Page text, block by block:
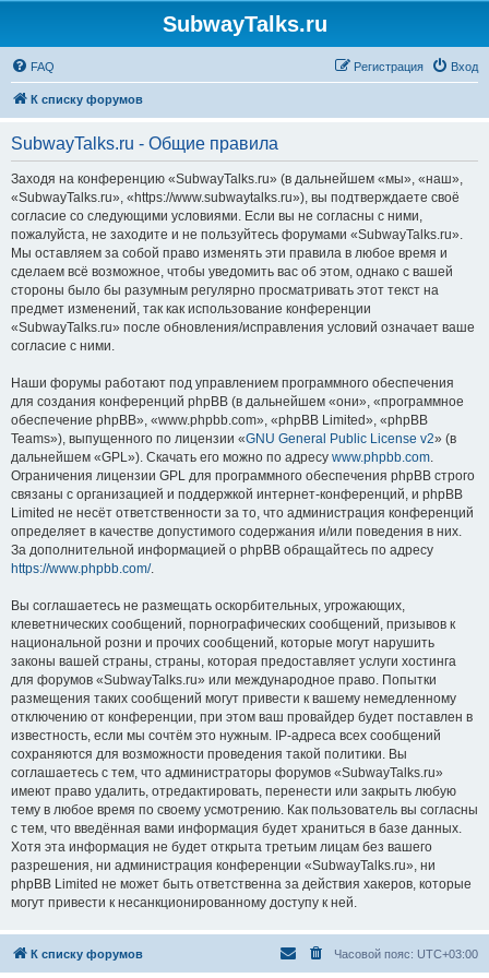
SubwayTalks.ru
FAQ Вход
Регистрация
К списку форумов
SubwayTalks.ru - Общие правила
Заходя на конференцию «SubwayTalks.ru» (в дальнейшем «мы», «наш»,
«SubwayTalks.ru», «https://www.subwaytalks.ru»), вы подтверждаете своё
согласие со следующими условиями. Если вы не согласны с ними,
пожалуйста, не заходите и не пользуйтесь форумами «SubwayTalks.ru».
Мы оставляем за собой право изменять эти правила в любое время и
сделаем всё возможное, чтобы уведомить вас об этом, однако с вашей
стороны было бы разумным регулярно просматривать этот текст на
предмет изменений, так как использование конференции
«SubwayTalks.ru» после обновления/исправления условий означает ваше
согласие с ними.
Наши форумы работают под управлением программного обеспечения
для создания конференций phpBB (в дальнейшем «они», «программное
обеспечение phpBB», «www.phpbb.com», «phpBB Limited», «phpBB
Teams»), выпущенного по лицензии «GNU General Public License v2» (в
дальнейшем «GPL»). Скачать его можно по адресу www.phpbb.com.
Ограничения лицензии GPL для программного обеспечения phpBB строго
связаны с организацией и поддержкой интернет-конференций, и phpBB
Limited не несёт ответственности за то, что администрация конференций
определяет в качестве допустимого содержания и/или поведения в них.
За дополнительной информацией о phpBB обращайтесь по адресу
https://www.phpbb.com/.
Вы соглашаетесь не размещать оскорбительных, угрожающих,
клеветнических сообщений, порнографических сообщений, призывов к
национальной розни и прочих сообщений, которые могут нарушить
законы вашей страны, страны, которая предоставляет услуги хостинга
для форумов «SubwayTalks.ru» или международное право. Попытки
размещения таких сообщений могут привести к вашему немедленному
отключению от конференции, при этом ваш провайдер будет поставлен в
известность, если мы сочтём это нужным. IP-адреса всех сообщений
сохраняются для возможности проведения такой политики. Вы
соглашаетесь с тем, что администраторы форумов «SubwayTalks.ru»
имеют право удалить, отредактировать, перенести или закрыть любую
тему в любое время по своему усмотрению. Как пользователь вы согласны
с тем, что введённая вами информация будет храниться в базе данных.
Хотя эта информация не будет открыта третьим лицам без вашего
разрешения, ни администрация конференции «SubwayTalks.ru», ни
phpBB Limited не может быть ответственна за действия хакеров, которые
могут привести к несанкционированному доступу к ней.
К списку форумов Часовой пояс: UTC+03:00